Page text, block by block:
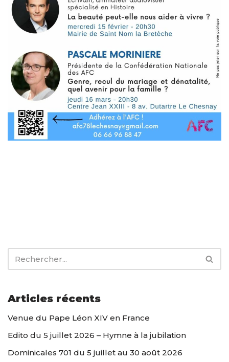
Articles récents
Venue du Pape Léon XIV en France
Edito du 5 juillet 2026 – Hymne à la jubilation
Dominicales 701 du 5 juillet au 30 août 2026